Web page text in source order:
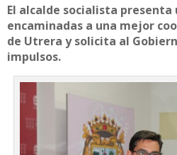
El alcalde socialista
encaminadas a una mejor
de Utrera y solicita al
impulsos.